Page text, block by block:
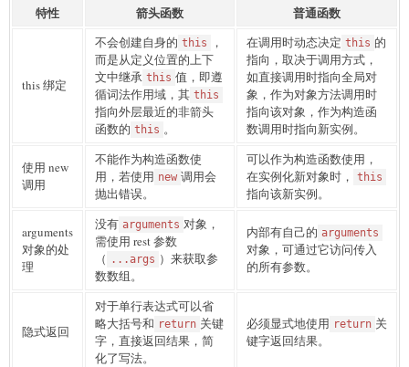
特性 箭头函数 普通函数
this 绑定
不会创建自身的 this
，
而是从定义位置的上下
文中继承 this 值，即遵
循词法作用域，其 this
指向外层最近的非箭头
函数的 this 。
在调用时动态决定 this 的
指向，取决于调用方式，
如直接调用时指向全局对
象，作为对象方法调用时
指向该对象，作为构造函
数调用时指向新实例。
使用 new
调用
不能作为构造函数使
用，若使用 new 调用会
抛出错误。
可以作为构造函数使用，
在实例化新对象时，
this
指向该新实例。
arguments
对象的处
理
没有 arguments 对象，
需使用 rest 参数
（ ...args ）来获取参
数数组。
内部有自己的 arguments
对象，可通过它访问传入
的所有参数。
隐式返回
对于单行表达式可以省
略大括号和 return 关键
字，直接返回结果，简
化了写法。
必须显式地使用 return 关
键字返回结果。